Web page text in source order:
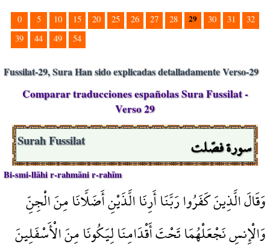
0 5 10 15 20 25 26 27 28 29 30 31
32
39
44 49 54
Fussilat-29, Sura Han sido explicadas detalladamente Verso-29
Comparar traducciones españolas Sura Fussilat -
Verso 29
سورة فصّلت Surah Fussilat
Bi-smi-llāhi r-rahmāni r-rahīm
وَقَالَ الَّذِينَ كَفَرُوا رَبَّنَا أَرِنَا الَّذَيْنِ أَضَلَّانَا مِنَ الْجِنِّ
وَالْإِنسِ نَجْعَلْهُمَا تَحْتَ أَقْدَامِنَا لِيَكُونَا مِنَ الْأَسْفَلِينَ